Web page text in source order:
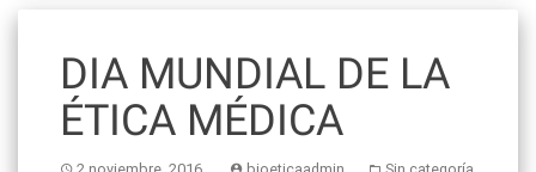
DIA MUNDIAL DE LA
ÉTICA MÉDICA